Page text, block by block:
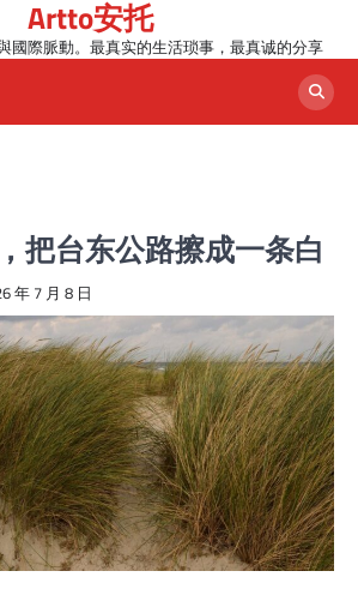
Artto安托
國際脈動。最真实的生活琐事，最真诚的分享
把台东公路擦成一条白
年 7 月 8 日